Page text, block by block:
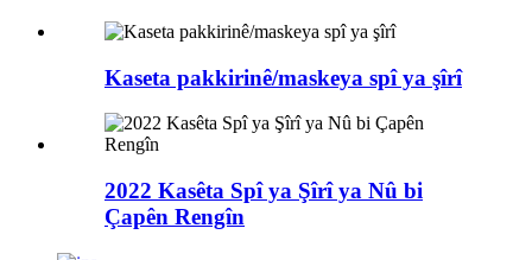
Kaseta pakkirinê/maskeya spî ya şîrî
2022 Kasêta Spî ya Şîrî ya Nû bi
Çapên Rengîn